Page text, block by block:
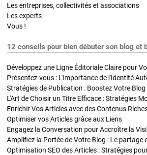
Les entreprises, collectivités et associations
Les experts
Vous !
12 conseils pour bien débuter son blog et
Développez une Ligne Éditoriale Claire pour
Présentez-vous : L'Importance de l'Identité
L'Art de Choisir un Titre Efficace : Stratégies
Optimiser vos Articles grâce aux Liens
Engagez la Conversation pour Accroître la
Amplifiez la Portée de Votre Blog : Le partage